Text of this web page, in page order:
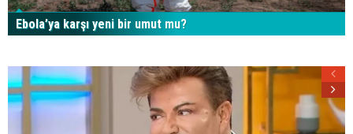
Ebola’ya karşı yeni bir umut mu?